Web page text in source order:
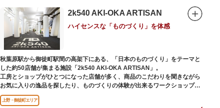
ご本尊である辯才天は、音楽と芸能の守り神として広く信仰され、
「辯”財”天」とも書くことから、金運上昇といったご利益もあると言われて
います。辯才天は琵琶を持った姿で知られていますが、不忍池辯天堂の辯才
天は、8本の腕に煩悩を破壊する武器をお持ちになっている「八臂辯才天
（はっぴべんざいてん）」。9月に行われる「巳成金（みなるかね）大祭」
で目にすることができます。
不忍池辯天堂には、豊臣秀吉公が大切にしていたという伝説のある、谷中七
福神とは別の「大黒天」も祀られています。
2k540 AKI-OKA ARTISAN
ハイセンスな「ものづくり」を体感
秋葉原駅から御徒町駅間の高架下にある、「日本のものづくり」をテーマと
した約50店舗が集まる施設「2k540 AKI-OKA ARTISAN」。
工房とショップがひとつになった店舗が多く、商品のこだわりを聞きながら
お気に入りの逸品を探したり、ものづくりの体験が出来るワークショップに
参加して自分だけのオリジナル商品を作ったり、クリエイターと直接コミュ
ニケーションをとりながらのショッピングが楽しめます。飲食店もあるので
上野・御徒町エリア